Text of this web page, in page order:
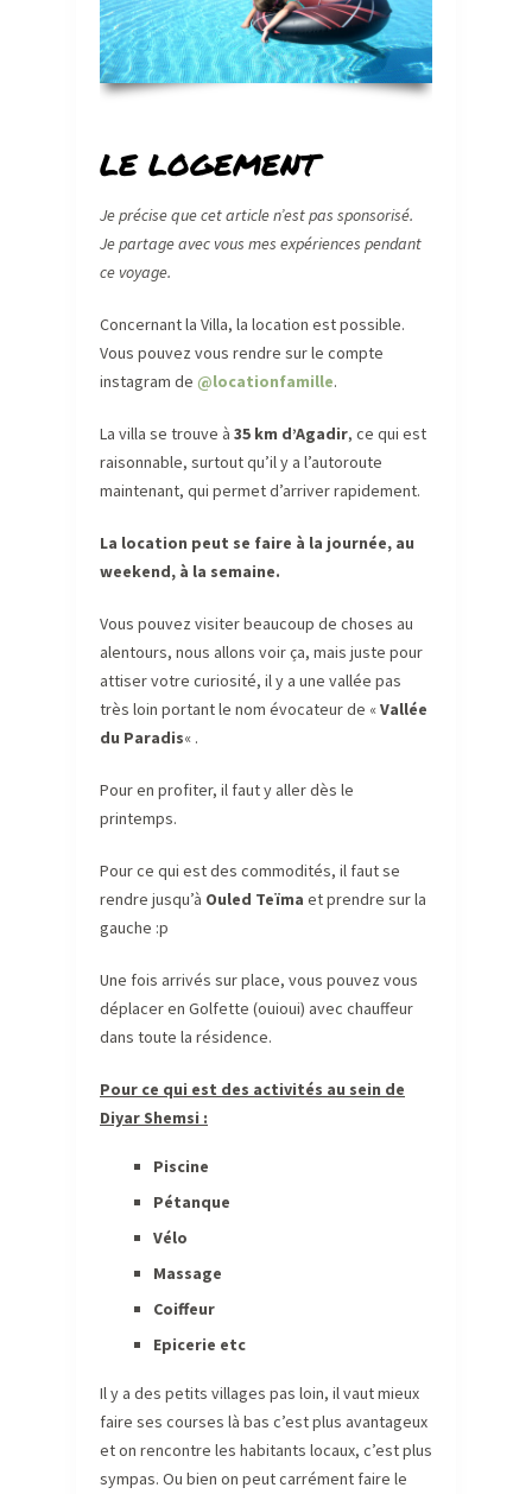
LE LOGEMENT
Je précise que cet article n’est pas sponsorisé.
Je partage avec vous mes expériences pendant
ce voyage.
Concernant la Villa, la location est possible.
Vous pouvez vous rendre sur le compte
instagram de @locationfamille.
La villa se trouve à 35 km d’Agadir, ce qui est
raisonnable, surtout qu’il y a l’autoroute
maintenant, qui permet d’arriver rapidement.
La location peut se faire à la journée, au
weekend, à la semaine.
Vous pouvez visiter beaucoup de choses au
alentours, nous allons voir ça, mais juste pour
attiser votre curiosité, il y a une vallée pas
très loin portant le nom évocateur de «Vallée
du Paradis« .
Pour en profiter, il faut y aller dès le
printemps.
Pour ce qui est des commodités, il faut se
rendre jusqu’à Ouled Teïma et prendre sur la
gauche :p
Une fois arrivés sur place, vous pouvez vous
déplacer en Golfette (ouioui) avec chauffeur
dans toute la résidence.
Pour ce qui est des activités au sein de
Diyar Shemsi :
Piscine
Pétanque
Vélo
Massage
Coiffeur
Epicerie etc
Il y a des petits villages pas loin, il vaut mieux
faire ses courses là bas c’est plus avantageux
et on rencontre les habitants locaux, c’est plus
sympas. Ou bien on peut carrément faire le